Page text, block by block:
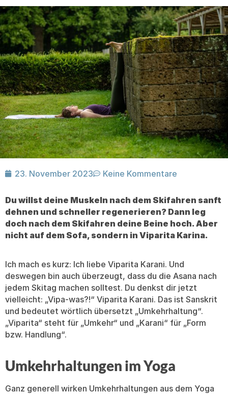
23. November 2023 Keine Kommentare
Du willst deine Muskeln nach dem Skifahren sanft
dehnen und schneller regenerieren? Dann leg
doch nach dem Skifahren deine Beine hoch. Aber
nicht auf dem Sofa, sondern in Viparita Karina.
Ich mach es kurz: Ich liebe Viparita Karani. Und
deswegen bin auch überzeugt, dass du die Asana nach
jedem Skitag machen solltest. Du denkst dir jetzt
vielleicht: „Vipa-was?!“ Viparita Karani. Das ist Sanskrit
und bedeutet wörtlich übersetzt „Umkehrhaltung“.
„Viparita“ steht für „Umkehr“ und „Karani“ für „Form
bzw. Handlung“.
Umkehrhaltungen im Yoga
Ganz generell wirken Umkehrhaltungen aus dem Yoga